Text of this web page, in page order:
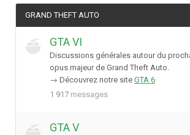
GRAND THEFT AUTO
GTA VI
Discussions générales autour du
opus majeur de Grand Theft Auto.
→ Découvrez notre site GTA 6
1 917 messages
GTA V